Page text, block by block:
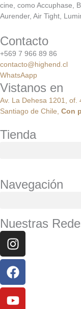
cine, como Accuphase,
Aurender, Air Tight,
Contacto
+569 7 966 89 86
contacto@highend.cl
WhatsAapp
Vistanos en
Av. La Dehesa 1201, of.
Santiago de Chile, Con
Tienda
Navegación
Nuestras
Instagram
Facebook
Youtube